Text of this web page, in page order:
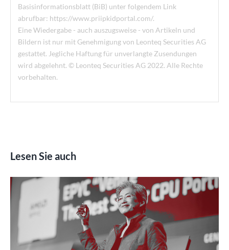
Basisinformationsblatt (BiB) unter folgendem Link
abrufbar: https://www.priipkidportal.com/.
Eine Wiedergabe - auch auszugsweise - von Artikeln und
Bildern ist nur mit Genehmigung von Leonteq Securities AG
gestattet. Jegliche Haftung für unverlangte Zusendungen
wird abgelehnt. © Leonteq Securities AG 2022. Alle Rechte
vorbehalten.
Lesen Sie auch